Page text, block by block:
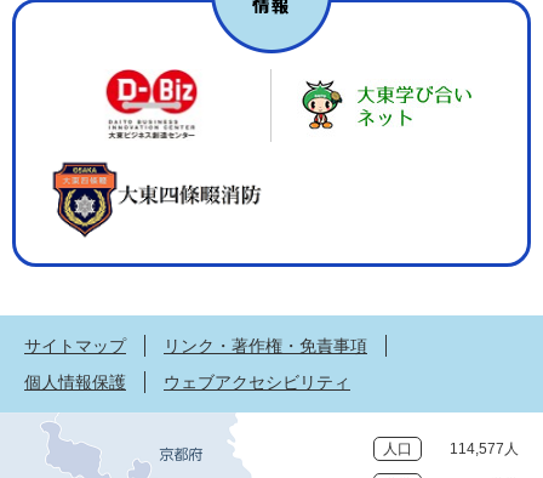
サイトマップ
リンク・著作権・免責事項
個人情報保護
ウェブアクセシビリティ
人口 114,577人